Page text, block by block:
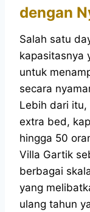
dengan
Salah satu
kapasitasnya
untuk
secara
Lebih dari
extra bed,
hingga 50
Villa Gartik
berbagai
yang
ulang tahun